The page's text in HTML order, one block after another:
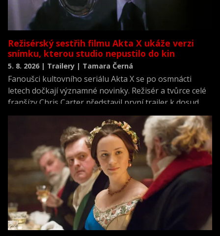
Režisérský sestřih filmu Akta X ukáže verzi
snímku, kterou studio nepustilo do kin
5. 8. 2026 | Trailery | Tamara Černá
Fanoušci kultovního seriálu Akta X se po osmnácti
letech dočkají významné novinky. Režisér a tvůrce celé
franšízy Chris Carter představil první trailer k dosud
neviděné režisérské verzi filmu Akta X: Chci uvěřit.